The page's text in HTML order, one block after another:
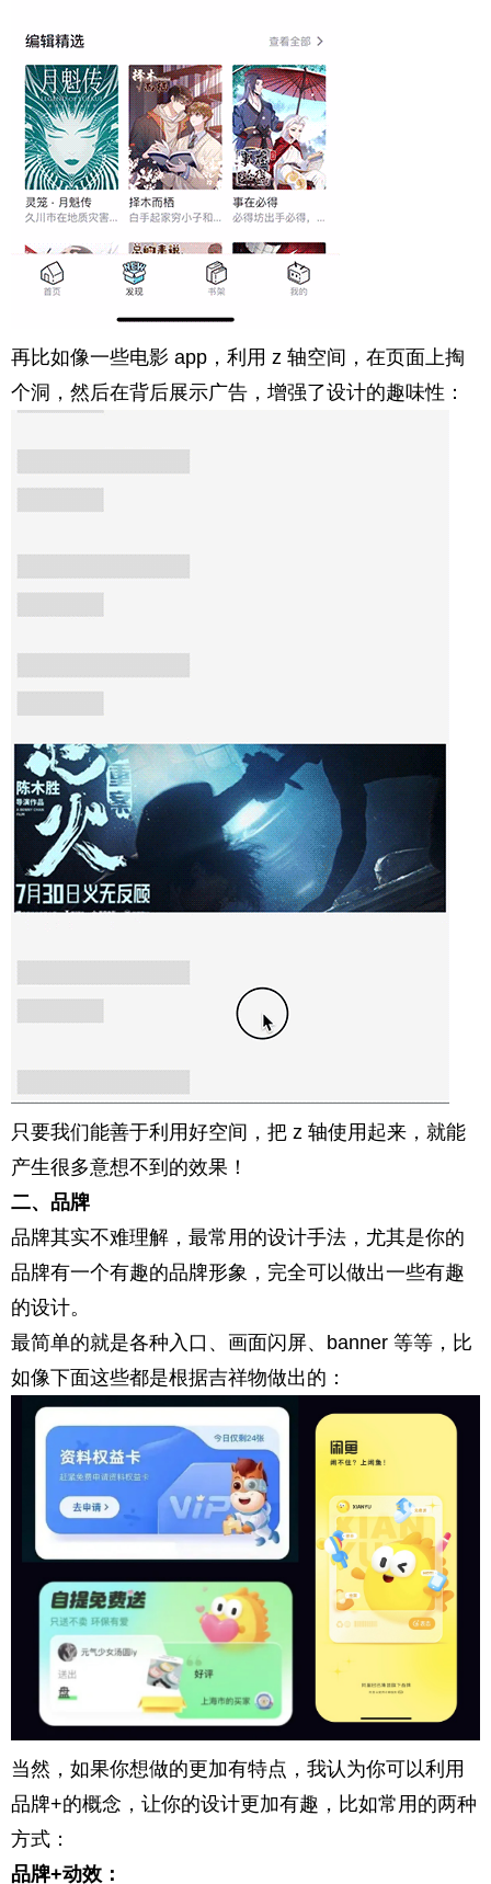
再比如像一些电影 app，利用 z 轴空间，在页面上掏
个洞，然后在背后展示广告，增强了设计的趣味性：
只要我们能善于利用好空间，把 z 轴使用起来，就能
产生很多意想不到的效果！
二、品牌
品牌其实不难理解，最常用的设计手法，尤其是你的
品牌有一个有趣的品牌形象，完全可以做出一些有趣
的设计。
最简单的就是各种入口、画面闪屏、banner 等等，比
如像下面这些都是根据吉祥物做出的：
当然，如果你想做的更加有特点，我认为你可以利用
品牌+的概念，让你的设计更加有趣，比如常用的两种
方式：
品牌+动效：